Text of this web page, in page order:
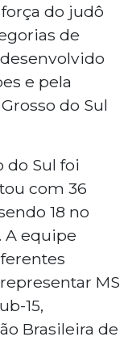
do judô
de
e pela
do Sul
do Sul foi
com 36
18 no
A equipe
MS
15,
Brasileira de